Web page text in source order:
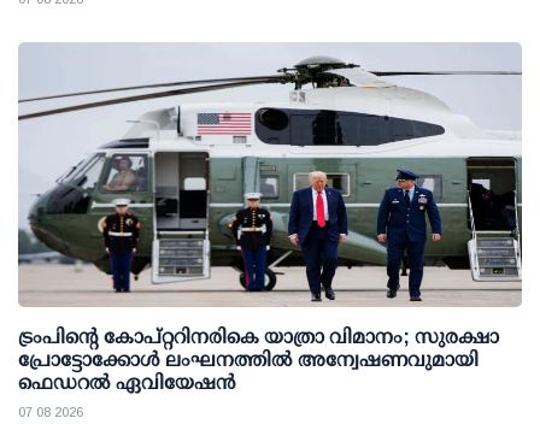
ട്രംപിന്റെ കോപ്റ്ററിനരികെ യാത്രാ വിമാനം; സുരക്ഷാ
പ്രോട്ടോക്കോള്‍ ലംഘനത്തില്‍ അന്വേഷണവുമായി
ഫെഡറല്‍ ഏവിയേഷന്‍
07 08 2026